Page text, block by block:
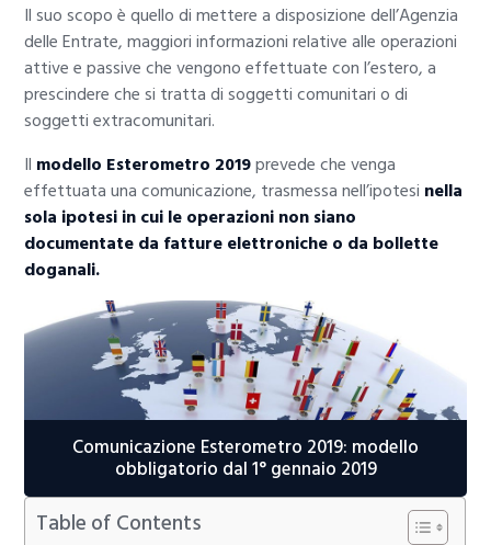
Il suo scopo è quello di mettere a disposizione dell’Agenzia
delle Entrate, maggiori informazioni relative alle operazioni
attive e passive che vengono effettuate con l’estero, a
prescindere che si tratta di soggetti comunitari o di
soggetti extracomunitari.
Il modello Esterometro 2019prevede che venga
effettuata una comunicazione, trasmessa nell’ipotesi nella
sola ipotesi in cui le operazioni non siano
documentate da fatture elettroniche o da bollette
doganali.
Comunicazione Esterometro 2019: modello
obbligatorio dal 1° gennaio 2019
Table of Contents